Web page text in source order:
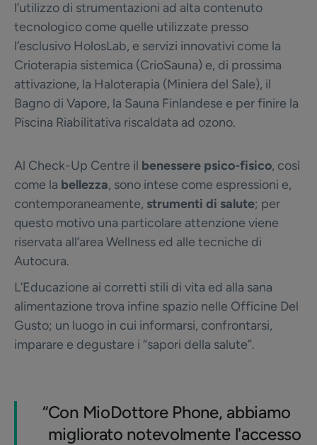
l’utilizzo di strumentazioni ad alta contenuto
tecnologico come quelle utilizzate presso
l’esclusivo HolosLab, e servizi innovativi come la
Crioterapia sistemica (CrioSauna) e, di prossima
attivazione, la Haloterapia (Miniera del Sale), il
Bagno di Vapore, la Sauna Finlandese e per finire la
Piscina Riabilitativa riscaldata ad ozono.
Al Check-Up Centre il benessere psico-fisico, così
come la bellezza, sono intese come espressioni e,
contemporaneamente, strumenti di salute; per
questo motivo una particolare attenzione viene
riservata all’area Wellness ed alle tecniche di
Autocura.
L’Educazione ai corretti stili di vita ed alla sana
alimentazione trova infine spazio nelle Officine Del
Gusto; un luogo in cui informarsi, confrontarsi,
imparare e degustare i “sapori della salute”.
“Con MioDottore Phone, abbiamo
migliorato notevolmente l'accesso